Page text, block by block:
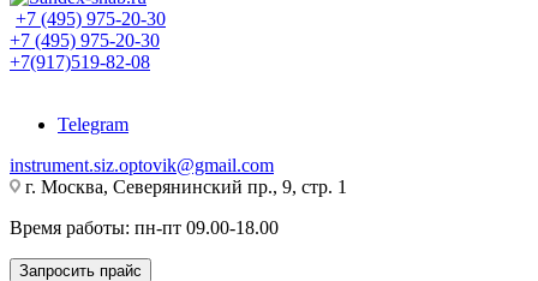
+7 (495) 975-20-30
+7 (495) 975-20-30
+7(917)519-82-08
Telegram
instrument.siz.optovik@gmail.com
г. Москва, Северянинский пр., 9, стр. 1
Время работы: пн-пт 09.00-18.00
Запросить прайс